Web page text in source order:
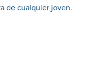
de cualquier joven.